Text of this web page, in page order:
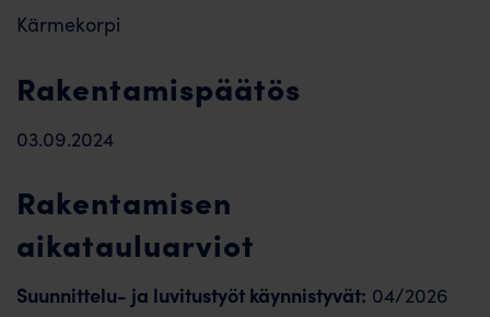
Kärmekorpi
Rakentamispäätös
03.09.2024
Rakentamisen
aikatauluarviot
Suunnittelu- ja luvitustyöt käynnistyvät: 04/2026